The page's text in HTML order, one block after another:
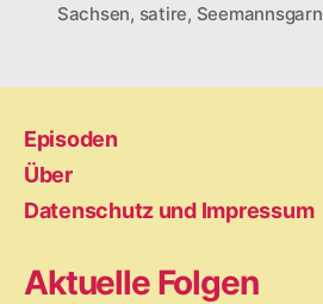
Sachsen, satire, Seemannsgarn
Episoden
Über
Datenschutz und Impressum
Aktuelle Folgen